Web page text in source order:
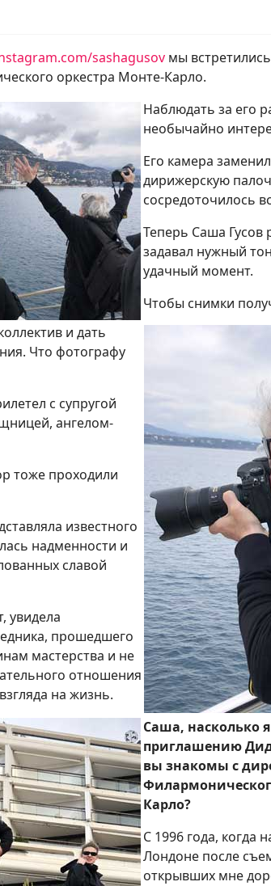
sashagusov мы
оркестра Монте-Карло.
Наблюдать за его
необычайно
Его камера
дирижерскую
сосредоточилось
Теперь Саша Гусов
задавал нужный
удачный момент.
Чтобы снимки
и дать
Что фотографу
с супругой
ангелом-
тоже проходили
известного
надменности и
славой
увидела
прошедшего
мастерства и не
отношения
на жизнь.
Саша, насколько
приглашению
вы знакомы с
Карло?
С 1996 года, когда
Лондоне после
открывших мне